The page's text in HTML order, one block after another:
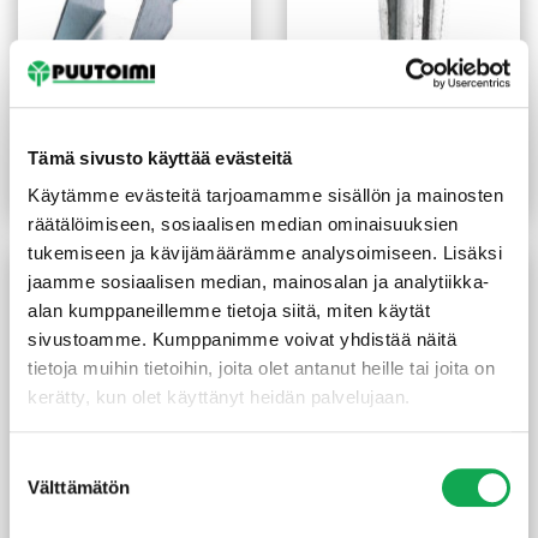
Tämä sivusto käyttää evästeitä
Käytämme evästeitä tarjoamamme sisällön ja mainosten
räätälöimiseen, sosiaalisen median ominaisuuksien
tukemiseen ja kävijämäärämme analysoimiseen. Lisäksi
jaamme sosiaalisen median, mainosalan ja analytiikka-
alan kumppaneillemme tietoja siitä, miten käytät
sivustoamme. Kumppanimme voivat yhdistää näitä
tietoja muihin tietoihin, joita olet antanut heille tai joita on
kerätty, kun olet käyttänyt heidän palvelujaan.
valinta
Välttämätön
Palkkikenkä N-malli
2,90€ /kpl
Lue lisää
Teräsjalka kiilamalli
Lue lisää